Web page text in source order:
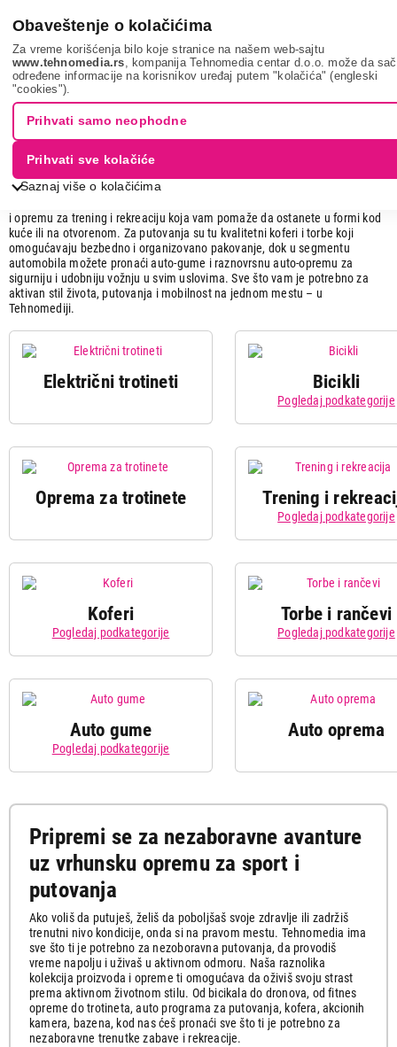
Obaveštenje o kolačićima
Za vreme korišćenja bilo koje stranice na našem web-sajtu
www.tehnomedia.rs , kompanija Tehnomedia centar d.o.o. može da
određene informacije na korisnikov uređaj putem "kolačića" (engleski
"cookies").
Saznaj više o kolačićima
Prihvati samo neophodne
Prihvati sve kolačiće
Sport i putovanje
Sport i putovanje
Tražite način da budete aktivni, mobilni i spremni za svako putovanje i
avanturu? U kategoriji Sport i putovanja pronađite sve što vam je potrebno
za rekreaciju, sport i svakodnevnu mobilnost – bicikle za aktivan i zdrav
i opremu za trening i rekreaciju koja vam pomaže da ostanete u formi kod
kuće ili na otvorenom. Za putovanja su tu kvalitetni koferi i torbe koji
omogućavaju bezbedno i organizovano pakovanje, dok u segmentu
automobila možete pronaći auto-gume i raznovrsnu auto-opremu za
sigurniju i udobniju vožnju u svim uslovima. Sve što vam je potrebno za
aktivan stil života, putovanja i mobilnost na jednom mestu – u
Tehnomediji.
Električni trotineti Bicikli
Pogledaj podkategorije
Dečiji
bicikl
Bicikl
Električni
Oprema za trotinete Trening i
Pogledaj podkategorije
Bazeni Sup
Oprema
Sprave za
vežbanje
Koferi
Pogledaj podkategorije
koferi
Dečiji
Torbe i rančevi
Pogledaj podkategorije
Torba
Neseser
Auto gume
Pogledaj podkategorije
All season
gume
Letnje
gume
Zimske
Auto oprema
Pripremi se za nezaboravne avanture
uz vrhunsku opremu za sport i
putovanja
Ako voliš da putuješ, želiš da poboljšaš svoje zdravlje ili zadržiš
trenutni nivo kondicije, onda si na pravom mestu. Tehnomedia ima
sve što ti je potrebno za nezoboravna putovanja, da provodiš
vreme napolju i uživaš u aktivnom odmoru. Naša raznolika
kolekcija proizvoda i opreme ti omogućava da oživiš svoju strast
prema aktivnom životnom stilu. Od bicikala do dronova, od fitnes
opreme do trotineta, auto programa za putovanja, kofera, akcionih
kamera, bazena, kod nas ćeš pronaći sve što ti je potrebno za
nezaboravne trenutke zabave i rekreacije.